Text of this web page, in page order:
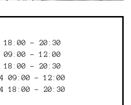
18:00 - 20:30
09:00 - 12:00
18:00 - 20:30
09:00 - 12:00
18:00 - 20:30